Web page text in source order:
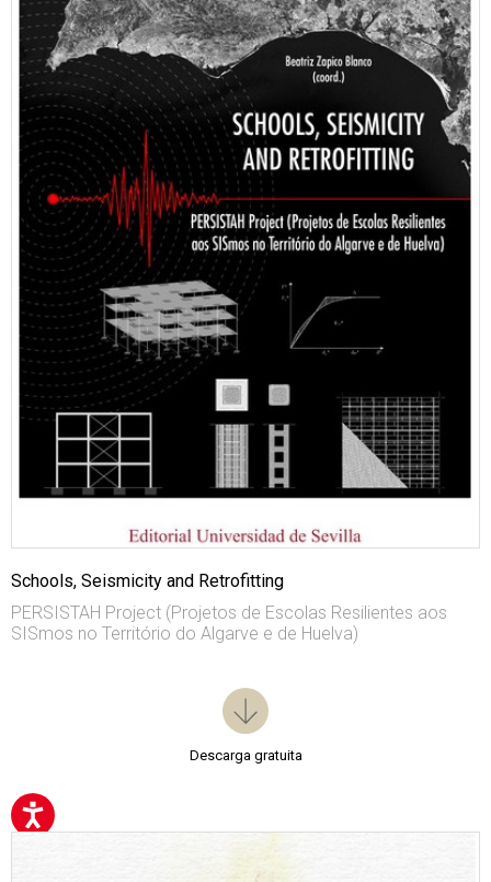
Schools, Seismicity and Retrofitting
PERSISTAH Project (Projetos de Escolas Resilientes aos
SISmos no Território do Algarve e de Huelva)
Descarga gratuita